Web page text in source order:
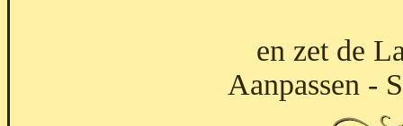
en zet de
Aanpassen -